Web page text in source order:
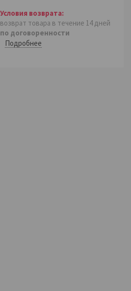
возврат товара в течение 14 дней
по договоренности
Подробнее